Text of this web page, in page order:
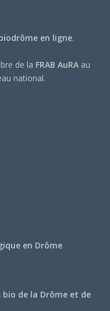
en ligne.
de la FRAB AuRA au
national.
en Drôme
bio de la Drôme et de